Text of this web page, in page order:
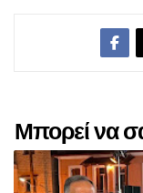
Μπορεί να
αναρτήσεις